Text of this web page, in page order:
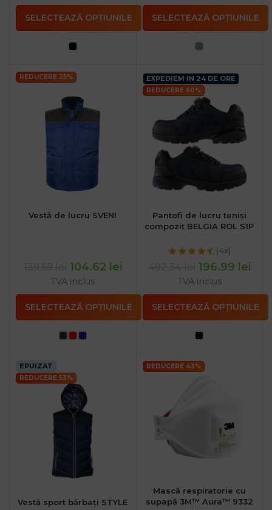
SELECTEAZĂ OPȚIUNILE SELECTEAZĂ OPȚIUNILE
REDUCERE 25%
Vestă de lucru SVENI
104.62 lei
TVA inclus
SELECTEAZĂ OPȚIUNILE
EXPEDIEM IN 24 DE ORE
REDUCERE 60%
Pantofi de lucru teniși
compozit BELGIA ROL S1P
(4x)
196.99 lei
TVA inclus
SELECTEAZĂ OPȚIUNILE
EPUIZAT
REDUCERE 53%
Vestă sport bărbați STYLE
REDUCERE 43%
Mască respiratorie cu
supapă 3M™ Aura™ 9332